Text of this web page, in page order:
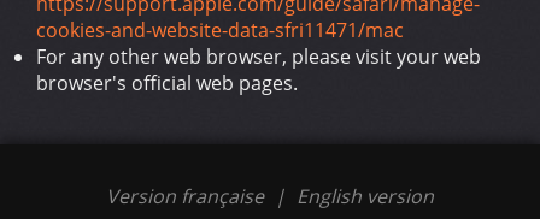
cookies-and-website-data-sfri11471/mac
For any other web browser, please visit your web
browser's official web pages.
Version française | English version